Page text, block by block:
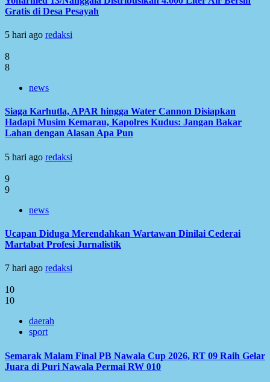
Gratis di Desa Pesayah
5 hari ago redaksi
8
8
news
Siaga Karhutla, APAR hingga Water Cannon Disiapkan
Hadapi Musim Kemarau, Kapolres Kudus: Jangan Bakar
Lahan dengan Alasan Apa Pun
5 hari ago redaksi
9
9
news
Ucapan Diduga Merendahkan Wartawan Dinilai Cederai
Martabat Profesi Jurnalistik
7 hari ago redaksi
10
10
daerah
sport
Semarak Malam Final PB Nawala Cup 2026, RT 09 Raih Gelar
Juara di Puri Nawala Permai RW 010